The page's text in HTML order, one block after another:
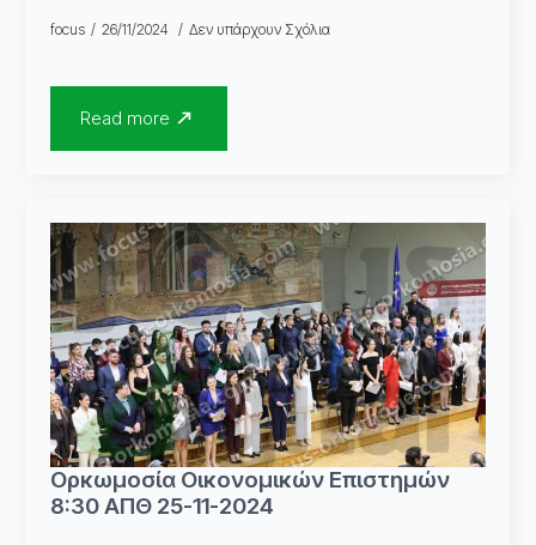
focus 26/11/2024 Δεν υπάρχουν Σχόλια
Read more
Ορκωμοσία Οικονομικών Επιστημών
8:30 ΑΠΘ 25-11-2024